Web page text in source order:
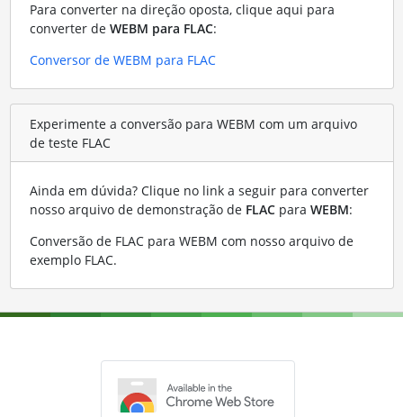
Para converter na direção oposta, clique aqui para
converter de WEBM para FLAC:
Conversor de WEBM para FLAC
Experimente a conversão para WEBM com um arquivo
de teste FLAC
Ainda em dúvida? Clique no link a seguir para converter
nosso arquivo de demonstração de FLACpara WEBM:
Conversão de FLAC para WEBM com nosso arquivo de
exemplo FLAC.